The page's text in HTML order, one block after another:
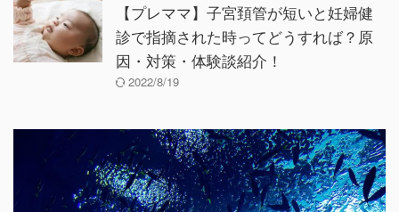
【プレママ】子宮頚管が短いと妊婦健
診で指摘された時ってどうすれば？原
因・対策・体験談紹介！
2022/8/19